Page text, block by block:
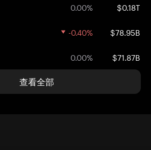
0.00% $0.18T
-0.40% $78.95B
0.00% $71.87B
查看全部